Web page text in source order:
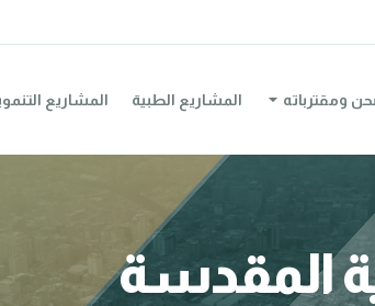
ومقترباته المشاريع الطبية المشاريع
المقدسة